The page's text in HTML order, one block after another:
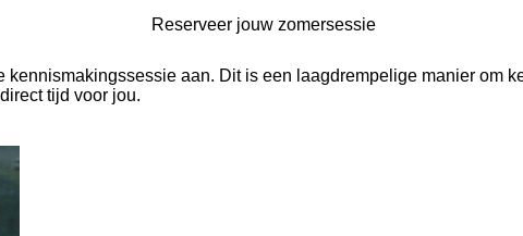
Reserveer jouw zomersessie
aan. Dit is een laagdrempelige manier om
tijd voor jou.